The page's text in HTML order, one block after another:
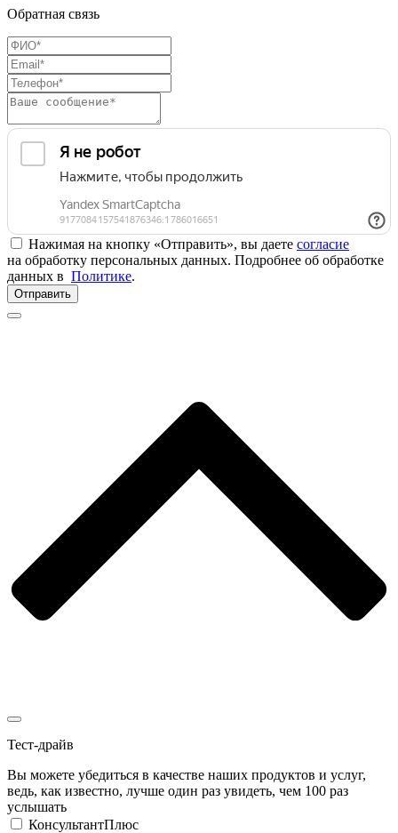
Обратная связь
Нажимая на кнопку «Отправить», вы даете согласие
на обработку персональных данных. Подробнее об обработке
данных в Политике.
Отправить
Тест-драйв
Вы можете убедиться в качестве наших продуктов и услуг,
ведь, как известно, лучше один раз увидеть, чем 100 раз
услышать
КонсультантПлюс